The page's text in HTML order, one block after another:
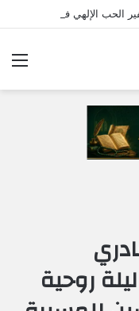
الحب الإلهي في مصر
روحية